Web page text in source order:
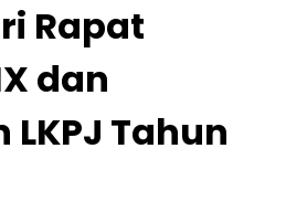
Rapat
dan
Tahun